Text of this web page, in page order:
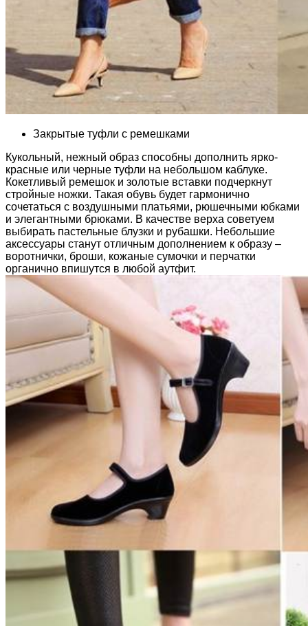
Закрытые туфли с ремешками
Кукольный, нежный образ способны дополнить ярко-
красные или черные туфли на небольшом каблуке.
Кокетливый ремешок и золотые вставки подчеркнут
стройные ножки. Такая обувь будет гармонично
сочетаться с воздушными платьями, рюшечными юбками
и элегантными брюками. В качестве верха советуем
выбирать пастельные блузки и рубашки. Небольшие
аксессуары станут отличным дополнением к образу –
воротнички, броши, кожаные сумочки и перчатки
органично впишутся в любой аутфит.